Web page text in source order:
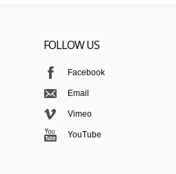
FOLLOW US
Facebook
Email
Vimeo
YouTube